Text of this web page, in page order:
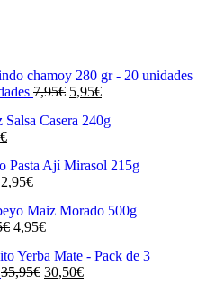
7,95€ El
original
5,95€El
actual
€El
actual
es:
El
original
era:
2,95€El
actual
es:
€ El
original
era:
4,95€El
actual
es:
35,95€ El
30,50€El